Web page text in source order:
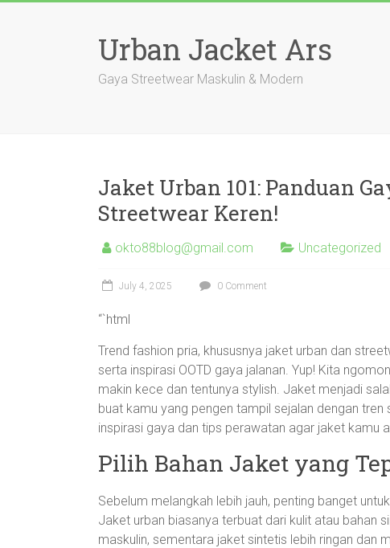
Urban Jacket Ars
Gaya Streetwear Maskulin & Modern
Jaket Urban 101: Panduan
Streetwear Keren!
okto88blog@gmail.com Uncategorized
July 4, 2025 0 Comment
“`html
Trend fashion pria, khususnya jaket urban dan
serta inspirasi OOTD gaya jalanan. Yup! Kita
makin kece dan tentunya stylish. Jaket menjadi
buat kamu yang pengen tampil sejalan dengan
inspirasi gaya dan tips perawatan agar jaket kamu
Pilih Bahan Jaket yang
Sebelum melangkah lebih jauh, penting banget
Jaket urban biasanya terbuat dari kulit atau bahan
maskulin, sementara jaket sintetis lebih ringan dan